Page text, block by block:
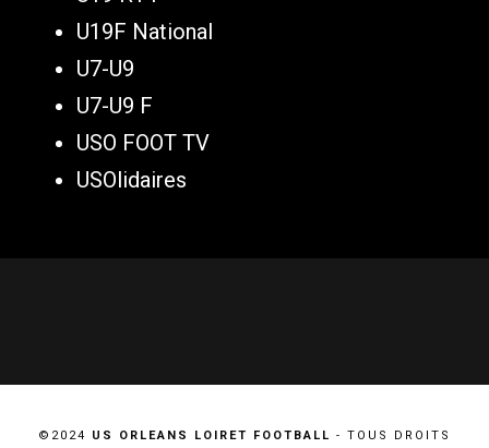
U19F National
U7-U9
U7-U9 F
USO FOOT TV
USOlidaires
©2024 US ORLEANS LOIRET FOOTBALL - TOUS DROITS